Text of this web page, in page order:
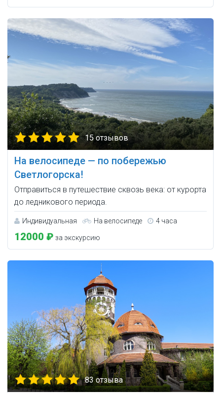
15 отзывов
На велосипеде — по побережью
Светлогорска!
Отправиться в путешествие сквозь века: от курорта
до ледникового периода.
Индивидуальная На велосипеде 4 часа
12000 ₽ за экскурсию
83 отзыва